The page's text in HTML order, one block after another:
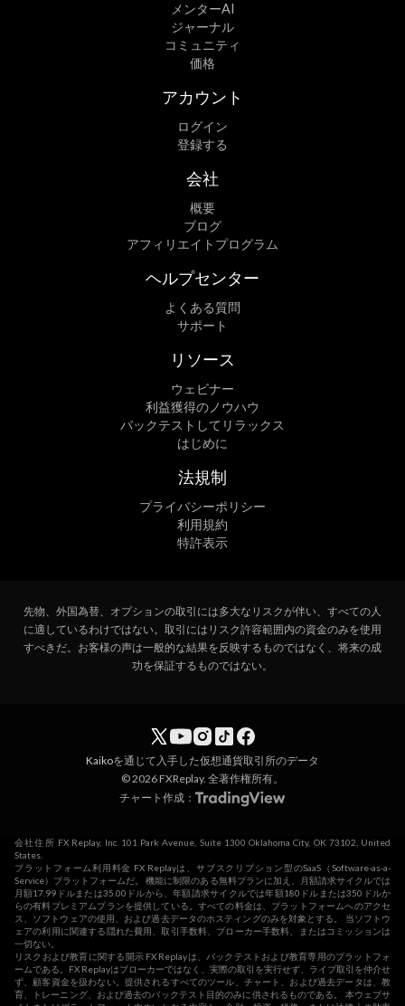
メンターAI
ジャーナル
コミュニティ
価格
アカウント
ログイン
登録する
会社
概要
ブログ
アフィリエイトプログラム
ヘルプセンター
よくある質問
サポート
リソース
ウェビナー
利益獲得のノウハウ
バックテストしてリラックス
はじめに
法規制
プライバシーポリシー
利用規約
特許表示
先物、外国為替、オプションの取引には多大なリスクが伴い、すべての人
に適しているわけではない。取引にはリスク許容範囲内の資金のみを使用
すべきだ。お客様の声は一般的な結果を反映するものではなく、将来の成
功を保証するものではない。
Kaikoを通じて入手した仮想通貨取引所のデータ
© 2026 FXReplay. 全著作権所有。
チャート作成：
会社住所 FX Replay, Inc. 101 Park Avenue, Suite 1300 Oklahoma City, OK 73102, United
States.
プラットフォーム利用料金 FX Replayは、サブスクリプション型のSaaS（Software-as-a-
Service）プラットフォームだ。 機能に制限のある無料プランに加え、月額請求サイクルでは
月額17.99ドルまたは35.00ドルから、年額請求サイクルでは年額180ドルまたは350ドルか
らの有料プレミアムプランを提供している。すべての料金は、プラットフォームへのアクセ
ス、ソフトウェアの使用、および過去データのホスティングのみを対象とする。 当ソフトウ
ェアの利用に関連する隠れた費用、取引手数料、ブローカー手数料、またはコミッションは
一切ない。
リスクおよび教育に関する開示 FX Replayは、バックテストおよび教育専用のプラットフォ
ームである。FX Replayはブローカーではなく、実際の取引を実行せず、ライブ取引を仲介せ
ず、顧客資金を扱わない。提供されるすべてのツール、チャート、および過去データは、教
育、トレーニング、および過去のバックテスト目的のみに供されるものである。 本ウェブサ